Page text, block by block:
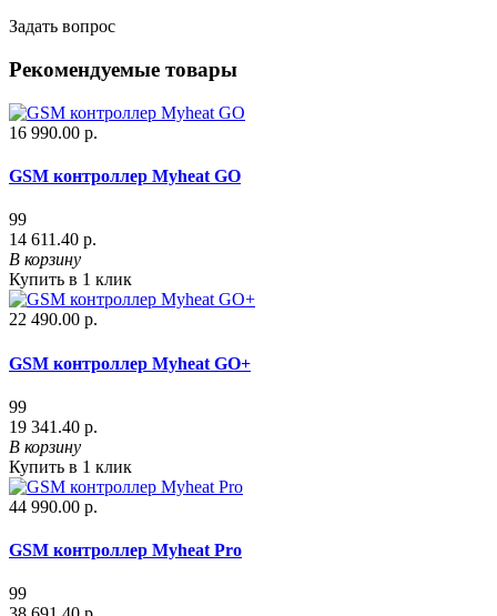
Задать вопрос
Рекомендуемые товары
16 990.00 р.
GSM контроллер Myheat GO
99
14 611.40 р.
В корзину
Купить в 1 клик
22 490.00 р.
GSM контроллер Myheat GO+
99
19 341.40 р.
В корзину
Купить в 1 клик
44 990.00 р.
GSM контроллер Myheat Pro
99